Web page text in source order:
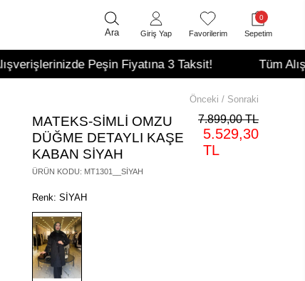
Peşin Fiyatına 3 Taksit! Tüm
Ara Giriş Yap Favorilerim
0
Sepetim
Önceki / Sonraki
MATEKS-SİMLİ OMZU
DÜĞME DETAYLI KAŞE
KABAN SİYAH
ÜRÜN KODU: MT1301__SİYAH
7.899,00 TL
5.529,30
TL
Renk: SİYAH